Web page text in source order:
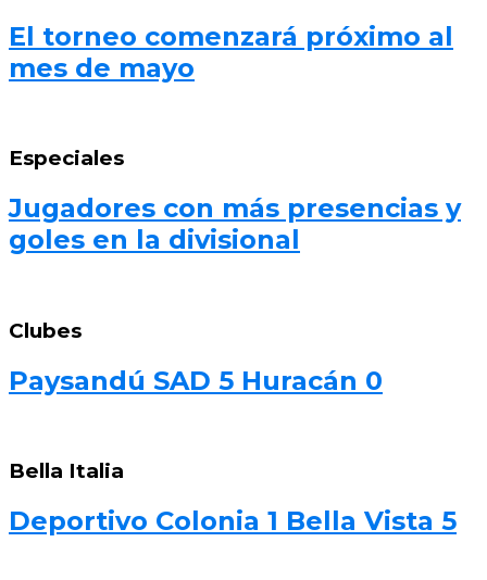
El torneo comenzará próximo al
mes de mayo
Especiales
Jugadores con más presencias y
goles en la divisional
Clubes
Paysandú SAD 5 Huracán 0
Bella Italia
Deportivo Colonia 1 Bella Vista 5